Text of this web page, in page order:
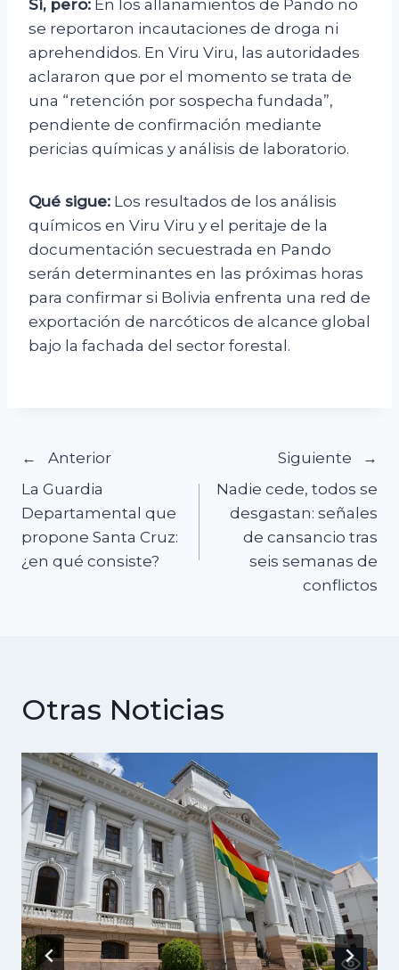
Sí, pero: En los allanamientos de Pando no
se reportaron incautaciones de droga ni
aprehendidos. En Viru Viru, las autoridades
aclararon que por el momento se trata de
una “retención por sospecha fundada”,
pendiente de confirmación mediante
pericias químicas y análisis de laboratorio.
Qué sigue: Los resultados de los análisis
químicos en Viru Viru y el peritaje de la
documentación secuestrada en Pando
serán determinantes en las próximas horas
para confirmar si Bolivia enfrenta una red de
exportación de narcóticos de alcance global
bajo la fachada del sector forestal.
Navegación
de
entradas
Anterior
La Guardia
Departamental que
propone Santa Cruz:
¿en qué consiste?
Siguiente
Nadie cede, todos se
desgastan: señales
de cansancio tras
seis semanas de
conflictos
Otras Noticias